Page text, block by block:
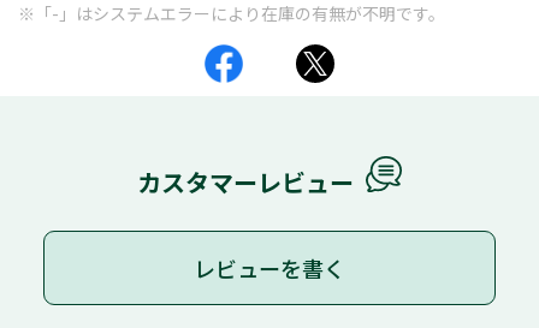
※「-」はシステムエラーにより在庫の有無が不明です。
カスタマーレビュー
レビューを書く